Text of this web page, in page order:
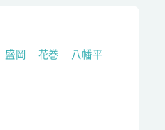
盛岡 花巻 八幡平